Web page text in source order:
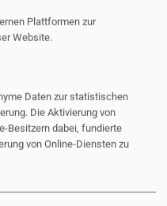
Plattformen zur
Website.
Daten zur statistischen
Die Aktivierung von
Besitzern dabei, fundierte
von Online-Diensten zu